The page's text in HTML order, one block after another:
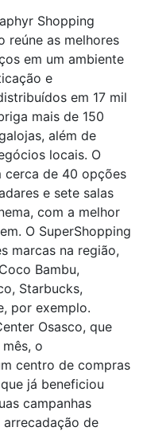
Shopping
reúne as melhores
em um ambiente
e
em 17 mil
mais de 150
além de
locais. O
cerca de 40 opções
e sete salas
com a melhor
O SuperShopping
marcas na região,
Bambu,
Starbucks,
por exemplo.
Osasco, que
o
centro de compras
já beneficiou
campanhas
de